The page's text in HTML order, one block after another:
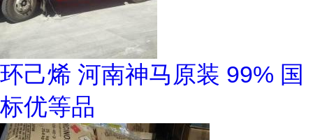
环己烯 河南神马原装 99% 国
标优等品